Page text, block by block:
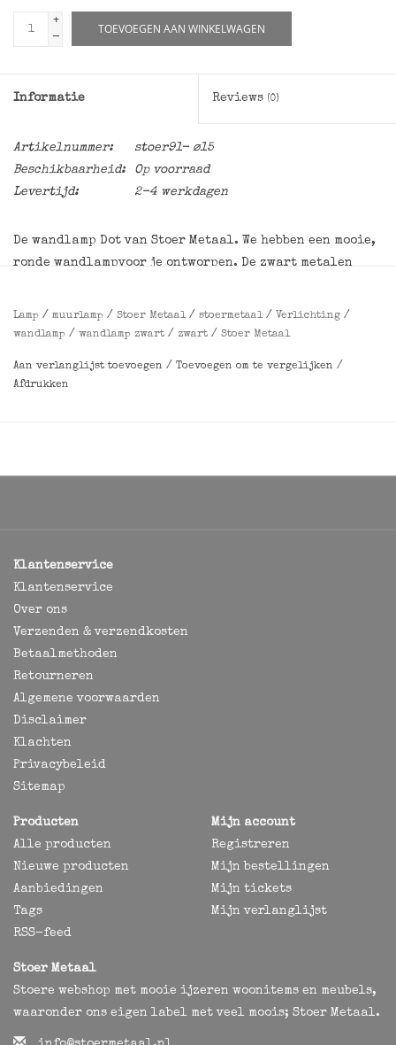
+
-
TOEVOEGEN AAN WINKELWAGEN
Informatie Reviews (0)
Artikelnummer:
stoer91- ⌀15
Beschikbaarheid:
Op voorraad
Levertijd:
2-4 werkdagen
De wandlamp Dot van Stoer Metaal. We hebben een mooie,
ronde wandlampvoor je ontworpen. De zwart metalen
aan de muur. Soms heeft je muur net even wat meer nodig,
dan is deze Dot lamp echt een mooie sfeermaker! De
⌀20 cm of ⌀15 cm.
Lamp / muurlamp / Stoer Metaal/ stoermetaal/ Verlichting /
wandlamp / wandlamp zwart / zwart / Stoer Metaal
Aan verlanglijst toevoegen / Toevoegen om te vergelijken /
Afdrukken
Klantenservice
Klantenservice
Over ons
Verzenden & verzendkosten
Betaalmethoden
Retourneren
Algemene voorwaarden
Disclaimer
Klachten
Privacybeleid
Sitemap
Producten
Alle producten
Nieuwe producten
Aanbiedingen
Tags
RSS-feed
Mijn account
Registreren
Mijn bestellingen
Mijn tickets
Mijn verlanglijst
Stoer Metaal
Stoere webshop met mooie ijzeren woonitems en meubels,
waaronder ons eigen label met veel moois; Stoer Metaal.